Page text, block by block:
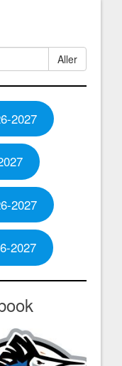
Aller
2027
2027
2027